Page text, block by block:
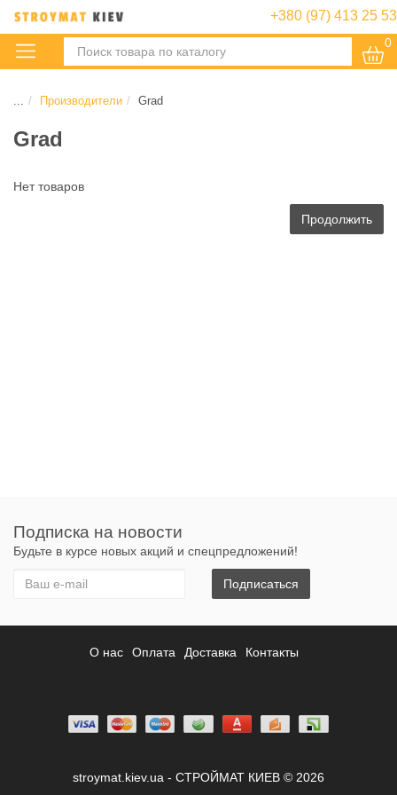
+380 (97) 413 25 53
0
Производители Grad
Grad
Нет товаров
Продолжить
Подписка на новости
Будьте в курсе новых акций и спецпредложений!
Подписаться
О нас Оплата Доставка Контакты
stroymat.kiev.ua - СТРОЙМАТ КИЕВ © 2026